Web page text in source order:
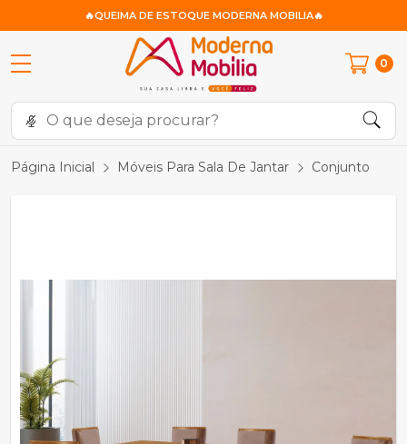
🔥QUEIMA DE ESTOQUE MODERNA MOBILIA🔥
0
Página Inicial Móveis Para Sala De Jantar Conjunto